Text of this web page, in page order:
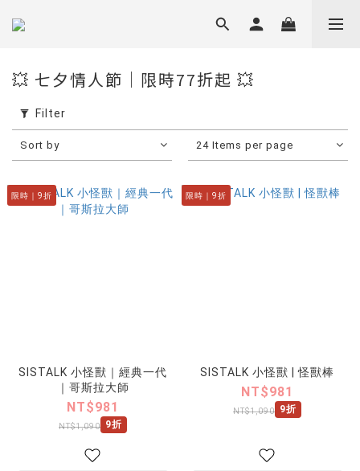
💥 七夕情人節｜限時77折起 💥
Filter
Sort by 24 Items per page
限時｜9折
SISTALK 小怪獸｜經典一代
｜哥斯拉大師
NT$981
NT$1,090 9折
限時｜9折
SISTALK 小怪獸 | 怪獸棒
NT$981
NT$1,090 9折